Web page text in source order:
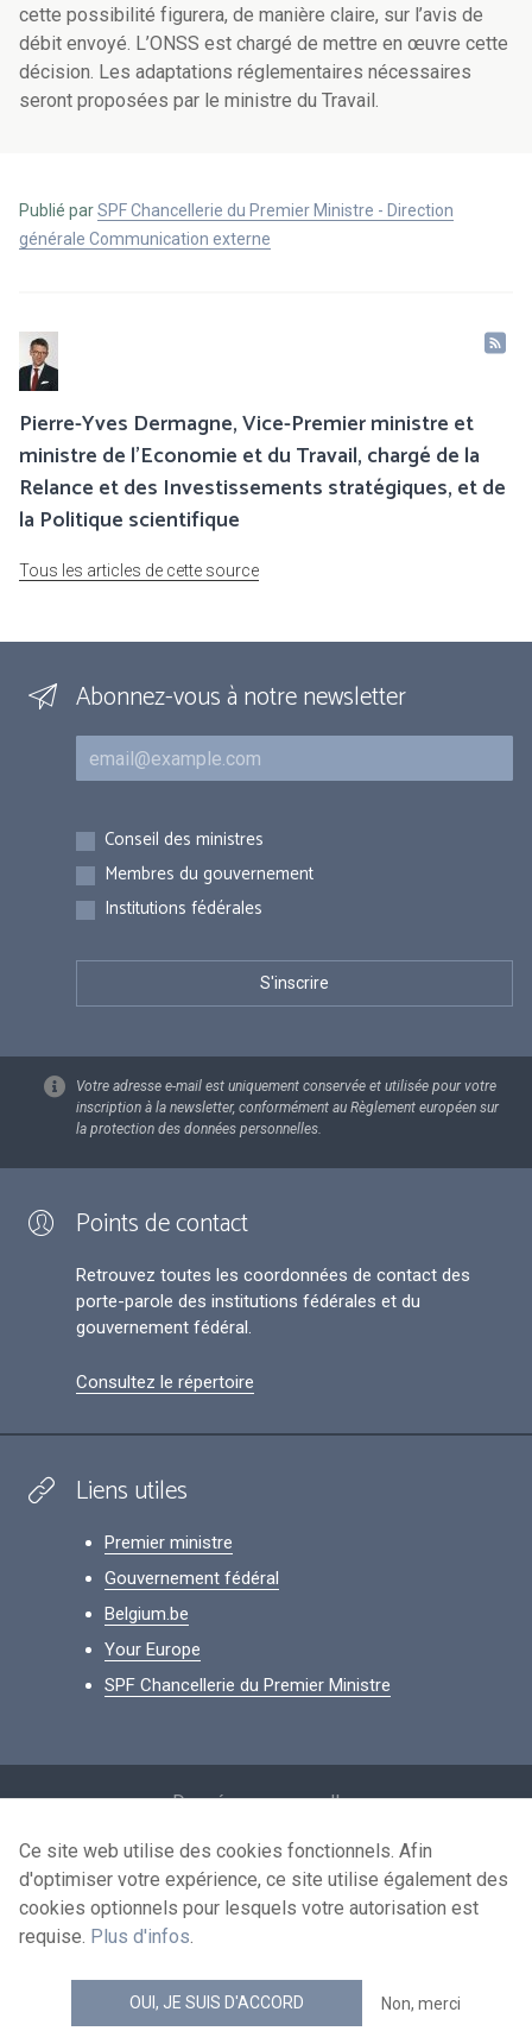
cette possibilité figurera, de manière claire, sur l’avis de
débit envoyé. L’ONSS est chargé de mettre en œuvre cette
décision. Les adaptations réglementaires nécessaires
seront proposées par le ministre du Travail.
Publié parSPF Chancellerie du Premier Ministre - Direction
générale Communication externe
Pierre-Yves Dermagne, Vice-Premier ministre et
ministre de l’Economie et du Travail, chargé de la
Relance et des Investissements stratégiques, et de
la Politique scientifique
Tous les articles de cette source
Abonnez-vous à notre newsletter
Courriel
Inscriptions
Conseil des ministres
Membres du gouvernement
Institutions fédérales
Votre adresse e-mail est uniquement conservée et utilisée pour votre
inscription à la newsletter, conformément au Règlement européen sur
la protection des données personnelles.
Points de contact
Retrouvez toutes les coordonnées de contact des
porte-parole des institutions fédérales et du
gouvernement fédéral.
Consultez le répertoire
Liens utiles
Premier ministre
Gouvernement fédéral
Belgium.be
Your Europe
SPF Chancellerie du Premier Ministre
Données personnelles
Conditions de réutilisation
Contactez-nous
news.belgium flux RSS
Ce site web utilise des cookies fonctionnels. Afin
d'optimiser votre expérience, ce site utilise également des
cookies optionnels pour lesquels votre autorisation est
requise. Plus d'infos.
OUI, JE SUIS D'ACCORD Non, merci